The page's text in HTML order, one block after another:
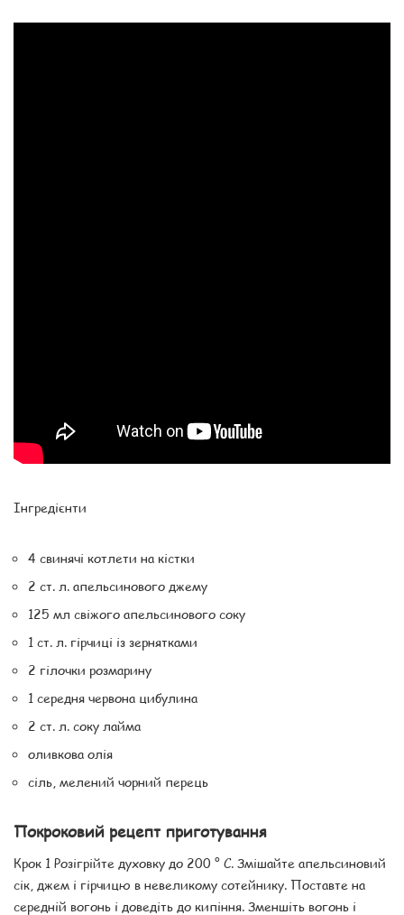
Інгредієнти
4 свинячі котлети на кістки
2 ст. л. апельсинового джему
125 мл свіжого апельсинового соку
1 ст. л. гірчиці із зернятками
2 гілочки розмарину
1 середня червона цибулина
2 ст. л. соку лайма
оливкова олія
сіль, мелений чорний перець
Покроковий рецепт приготування
Крок 1 Розігрійте духовку до 200 ° С. Змішайте апельсиновий
сік, джем і гірчицю в невеликому сотейнику. Поставте на
середній вогонь і доведіть до кипіння. Зменшіть вогонь і